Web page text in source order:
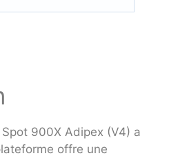
900X Adipex (V4) a
offre une